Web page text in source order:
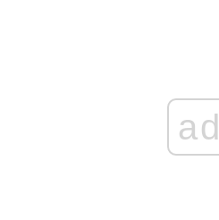
ad